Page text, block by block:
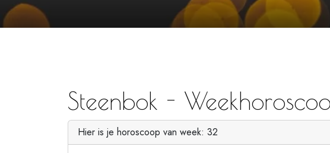
Steenbok -
Hier is je horoscoop van week: 32